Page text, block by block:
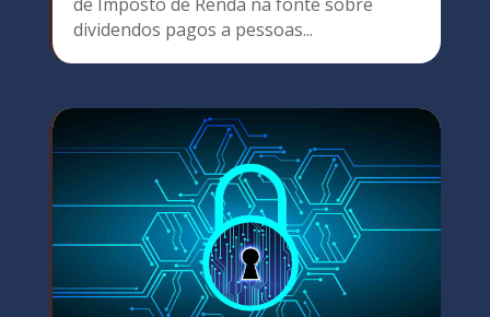
dividendos pagos a pessoas...